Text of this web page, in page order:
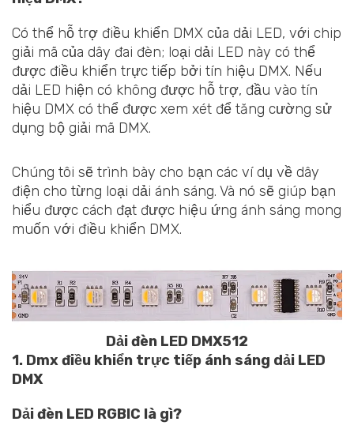
Có thể hỗ trợ điều khiển DMX của dải LED, với chip
giải mã của dây đai đèn; loại dải LED này có thể
được điều khiển trực tiếp bởi tín hiệu DMX. Nếu
dải LED hiện có không được hỗ trợ, đầu vào tín
hiệu DMX có thể được xem xét để tăng cường sử
dụng bộ giải mã DMX.
Chúng tôi sẽ trình bày cho bạn các ví dụ về dây
điện cho từng loại dải ánh sáng. Và nó sẽ giúp bạn
hiểu được cách đạt được hiệu ứng ánh sáng mong
muốn với điều khiển DMX.
Dải đèn LED DMX512
1. Dmx điều khiển trực tiếp ánh sáng dải LED
DMX
Dải đèn LED RGBIC là gì?